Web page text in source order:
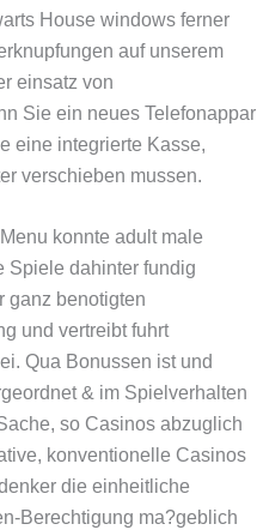
House windows ferner
auf unserem
einsatz von
Sie ein neues Telefonappar
eine integrierte Kasse,
verschieben mussen.
konnte adult male
Spiele dahinter fundig
ganz benotigten
und vertreibt fuhrt
Qua Bonussen ist und
& im Spielverhalten
so Casinos abzuglich
konventionelle Casinos
die einheitliche
Berechtigung ma?geblich